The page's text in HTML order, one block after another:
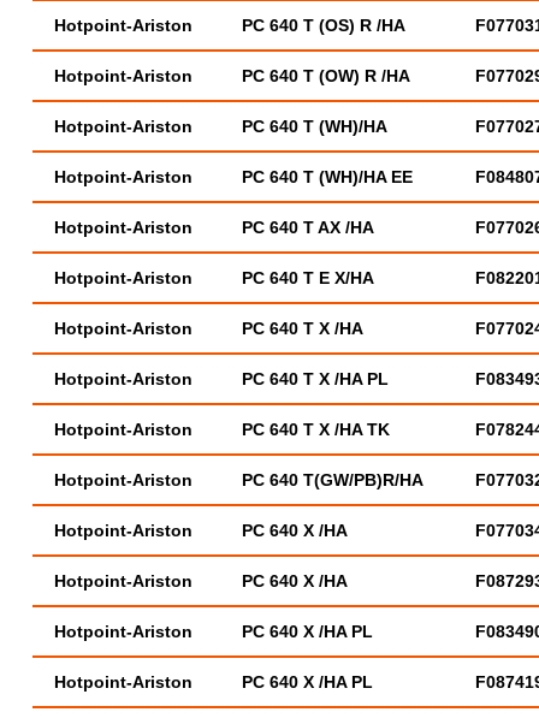
Hotpoint-Ariston PC 640 T (OS) R /HA
Hotpoint-Ariston PC 640 T (OW) R /HA
Hotpoint-Ariston PC 640 T (WH)/HA
Hotpoint-Ariston PC 640 T (WH)/HA EE
Hotpoint-Ariston PC 640 T AX /HA
Hotpoint-Ariston PC 640 T E X/HA
Hotpoint-Ariston PC 640 T X /HA
Hotpoint-Ariston PC 640 T X /HA PL
Hotpoint-Ariston PC 640 T X /HA TK
Hotpoint-Ariston PC 640 T(GW/PB)R/HA
Hotpoint-Ariston PC 640 X /HA
Hotpoint-Ariston PC 640 X /HA
Hotpoint-Ariston PC 640 X /HA PL
Hotpoint-Ariston PC 640 X /HA PL